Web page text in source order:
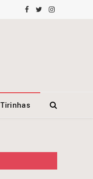
Facebook
TwitterInstagram
Tirinhas